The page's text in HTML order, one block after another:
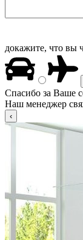
докажите, что вы
Спасибо за Ваше
Наш менеджер